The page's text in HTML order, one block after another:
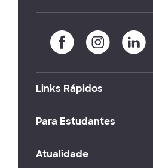
Links Rápidos
Para Estudantes
Atualidade